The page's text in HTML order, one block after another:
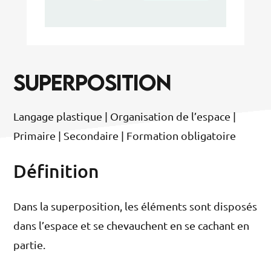
SUPERPOSITION
Langage plastique | Organisation de l’espace |
Primaire | Secondaire | Formation obligatoire
Définition
Dans la superposition, les éléments sont disposés
dans l’espace et se chevauchent en se cachant en
partie.